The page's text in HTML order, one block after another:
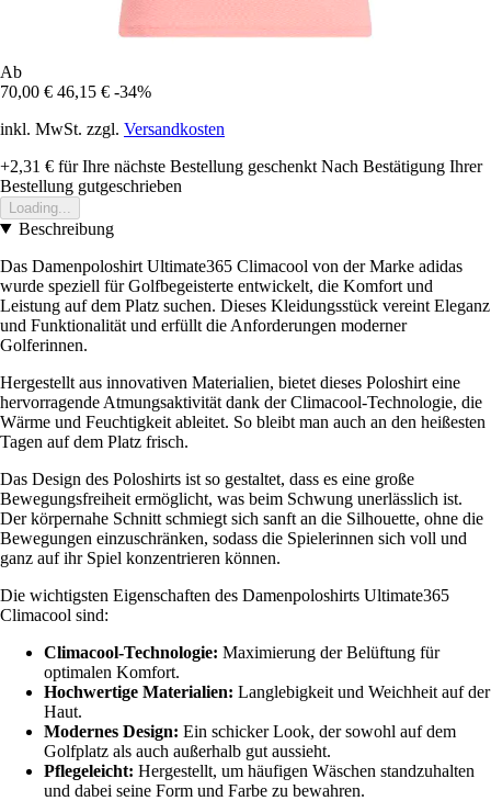
Ab
70,00 € 46,15 € -34%
inkl. MwSt. zzgl. Versandkosten
+2,31 € für Ihre nächste Bestellung geschenkt Nach Bestätigung Ihrer
Bestellung gutgeschrieben
Loading...
Beschreibung
Das Damenpoloshirt Ultimate365 Climacool von der Marke adidas
wurde speziell für Golfbegeisterte entwickelt, die Komfort und
Leistung auf dem Platz suchen. Dieses Kleidungsstück vereint Eleganz
und Funktionalität und erfüllt die Anforderungen moderner
Golferinnen.
Hergestellt aus innovativen Materialien, bietet dieses Poloshirt eine
hervorragende Atmungsaktivität dank der Climacool-Technologie, die
Wärme und Feuchtigkeit ableitet. So bleibt man auch an den heißesten
Tagen auf dem Platz frisch.
Das Design des Poloshirts ist so gestaltet, dass es eine große
Bewegungsfreiheit ermöglicht, was beim Schwung unerlässlich ist.
Der körpernahe Schnitt schmiegt sich sanft an die Silhouette, ohne die
Bewegungen einzuschränken, sodass die Spielerinnen sich voll und
ganz auf ihr Spiel konzentrieren können.
Die wichtigsten Eigenschaften des Damenpoloshirts Ultimate365
Climacool sind:
Climacool-Technologie: Maximierung der Belüftung für
optimalen Komfort.
Hochwertige Materialien: Langlebigkeit und Weichheit auf der
Haut.
Modernes Design: Ein schicker Look, der sowohl auf dem
Golfplatz als auch außerhalb gut aussieht.
Pflegeleicht: Hergestellt, um häufigen Wäschen standzuhalten
und dabei seine Form und Farbe zu bewahren.